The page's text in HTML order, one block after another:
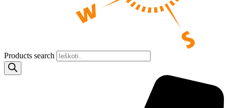
Products search